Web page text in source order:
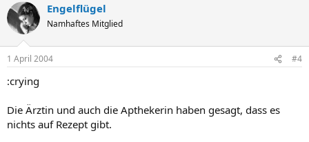
Engelflügel
Namhaftes Mitglied
1 April 2004 #4
:crying
Die Ärztin und auch die Apthekerin haben gesagt, dass es
nichts auf Rezept gibt.